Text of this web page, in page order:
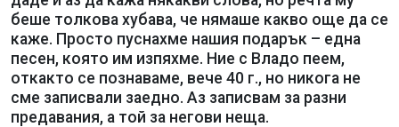
беше толкова хубава, че нямаше какво още да се
каже. Просто пуснахме нашия подарък – една
песен, която им изпяхме. Ние с Владо пеем,
откакто се познаваме, вече 40 г., но никога не
сме записвали заедно. Аз записвам за разни
предавания, а той за негови неща.